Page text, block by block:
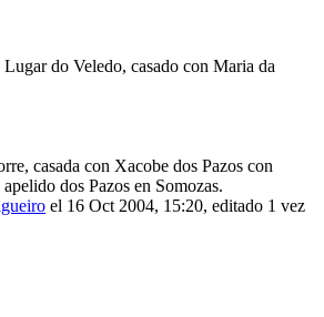
do Veledo, casado con Maria da
casada con Xacobe dos Pazos con
dos Pazos en Somozas.
el 16 Oct 2004, 15:20, editado 1 vez